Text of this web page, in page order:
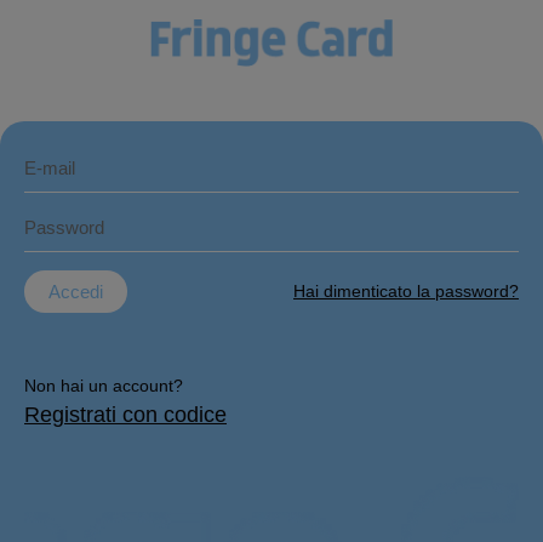
Accedi Hai dimenticato la password?
Non hai un account?
Registrati con codice